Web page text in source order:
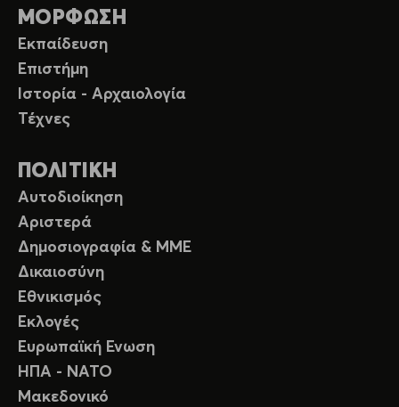
ΜΟΡΦΩΣΗ
Εκπαίδευση
Επιστήμη
Ιστορία - Αρχαιολογία
Τέχνες
ΠΟΛΙΤΙΚΗ
Αυτοδιοίκηση
Αριστερά
Δημοσιογραφία & ΜΜΕ
Δικαιοσύνη
Εθνικισμός
Εκλογές
Ευρωπαϊκή Ενωση
ΗΠΑ - ΝΑΤΟ
Μακεδονικό